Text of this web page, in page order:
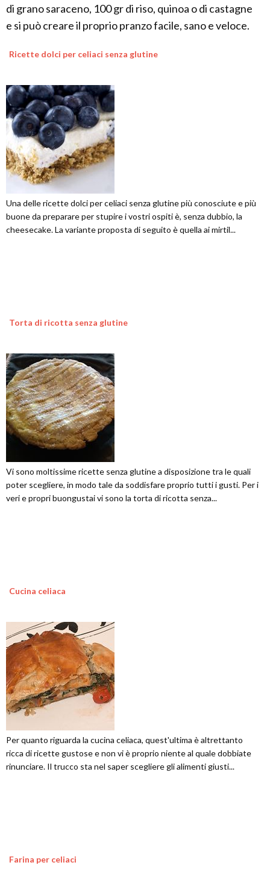
di grano saraceno, 100 gr di riso, quinoa o di castagne
e si può creare il proprio pranzo facile, sano e veloce.
Ricette dolci per celiaci senza glutine
Una delle ricette dolci per celiaci senza glutine più conosciute e più
buone da preparare per stupire i vostri ospiti è, senza dubbio, la
cheesecake. La variante proposta di seguito è quella ai mirtil...
Torta di ricotta senza glutine
Vi sono moltissime ricette senza glutine a disposizione tra le quali
poter scegliere, in modo tale da soddisfare proprio tutti i gusti. Per i
veri e propri buongustai vi sono la torta di ricotta senza...
Cucina celiaca
Per quanto riguarda la cucina celiaca, quest'ultima è altrettanto
ricca di ricette gustose e non vi è proprio niente al quale dobbiate
rinunciare. Il trucco sta nel saper scegliere gli alimenti giusti...
Farina per celiaci